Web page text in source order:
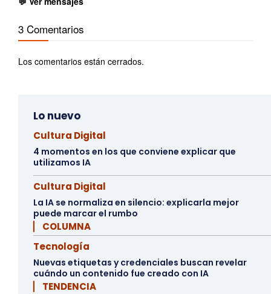
3 Comentarios
Los comentarios están cerrados.
Lo nuevo
Cultura Digital
4 momentos en los que conviene explicar que
utilizamos IA
Cultura Digital
La IA se normaliza en silencio: explicarla mejor
puede marcar el rumbo
▏ COLUMNA
Tecnología
Nuevas etiquetas y credenciales buscan revelar
cuándo un contenido fue creado con IA
▏ TENDENCIA